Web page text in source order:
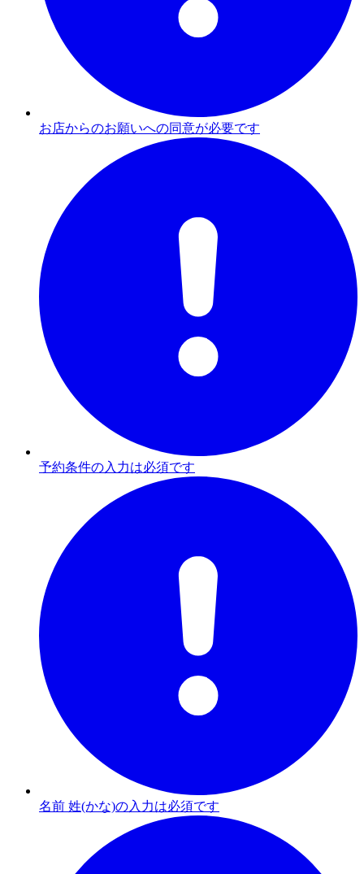
お店からのお願いへの同意が必要です
予約条件の入力は必須です
名前 姓(かな)の入力は必須です